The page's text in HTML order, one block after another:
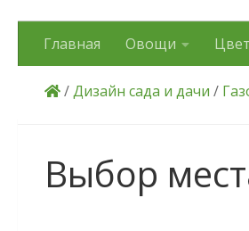
Главная Овощи
/Дизайн сада и дачи /
Выбор